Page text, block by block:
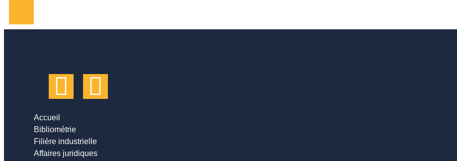
Accueil
Bibliométrie
Filière industrielle
Affaires juridiques